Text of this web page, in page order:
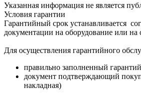
Указанная информация не является
Условия гарантии
Гарантийный срок устанавливается
документации на оборудование или на
Для осуществления гарантийного
правильно заполненный
документ подтверждающий
накладная)